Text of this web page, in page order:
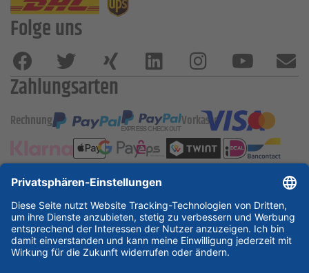
Folge uns
Zahlungsarten
Rechnung Vorkasse
ESSKA International
new
new new